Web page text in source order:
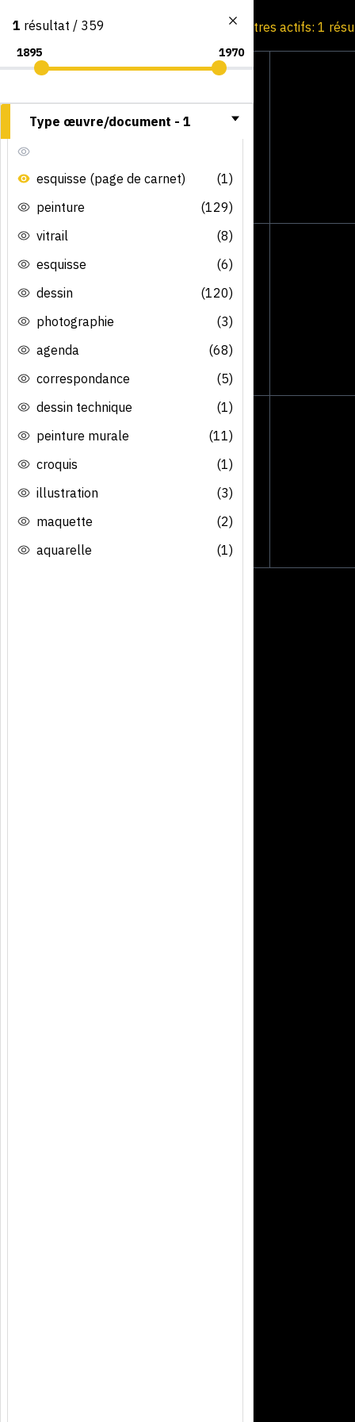
Consultation par image Filtres actifs: 1
1 résultat / 359
Type œuvre/document - 1
esquisse (page de carnet)
(1)
peinture
(129)
vitrail
(8)
esquisse
(6)
dessin
(120)
photographie
(3)
agenda
(68)
correspondance
(5)
dessin technique
(1)
peinture murale
(11)
croquis
(1)
illustration
(3)
maquette
(2)
aquarelle
(1)